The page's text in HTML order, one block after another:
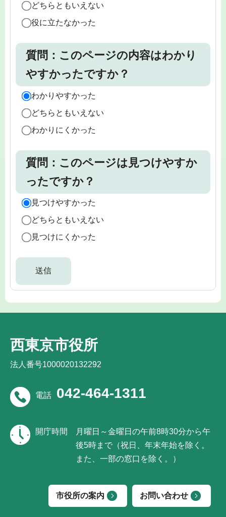
どちらともいえない
役に立たなかった
質問：このページの内容はわかり
やすかったですか？
わかりやすかった
どちらともいえない
わかりにくかった
質問：このページは見つけやすか
ったですか？
見つけやすかった
どちらともいえない
見つけにくかった
西東京市役所
法人番号1000020132292
電話 042-464-1311
開庁時間
月曜日～金曜日の午前8時30分から午
後5時まで（祝日、年末年始を除く。
また、一部の窓口を除く。）
市役所の案内 お問い合わせ